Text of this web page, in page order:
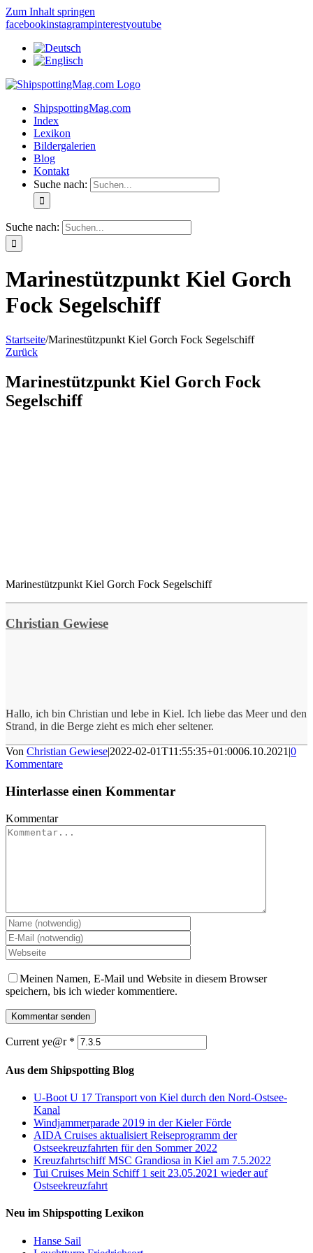
Zum Inhalt springen
facebookinstagrampinterestyoutube
ShipspottingMag.com
Index
Lexikon
Bildergalerien
Blog
Kontakt
Suche nach:
Suche nach:
Marinestützpunkt Kiel Gorch
Fock Segelschiff
Startseite/Marinestützpunkt Kiel Gorch Fock Segelschiff
Zurück
Marinestützpunkt Kiel Gorch Fock
Segelschiff
Marinestützpunkt Kiel Gorch Fock Segelschiff
Christian Gewiese
Hallo, ich bin Christian und lebe in Kiel. Ich liebe das Meer und den
Strand, in die Berge zieht es mich eher seltener.
Von Christian Gewiese|2022-02-01T11:55:35+01:0006.10.2021 |0
Kommentare
Hinterlasse einen Kommentar
Kommentar
Meinen Namen, E-Mail und Website in diesem Browser
speichern, bis ich wieder kommentiere.
Current ye@r *
Aus dem Shipspotting Blog
U-Boot U 17 Transport von Kiel durch den Nord-Ostsee-
Kanal
Windjammerparade 2019 in der Kieler Förde
AIDA Cruises aktualisiert Reiseprogramm der
Ostseekreuzfahrten für den Sommer 2022
Kreuzfahrtschiff MSC Grandiosa in Kiel am 7.5.2022
Tui Cruises Mein Schiff 1 seit 23.05.2021 wieder auf
Ostseekreuzfahrt
Neu im Shipspotting Lexikon
Hanse Sail